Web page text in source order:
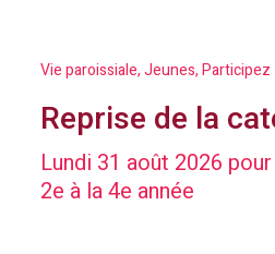
Vie paroissiale, Jeunes, Participez
Reprise de la
Lundi 31 août 2026
2e à la 4e année